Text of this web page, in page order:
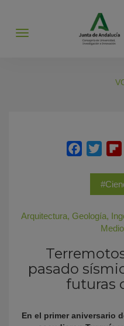
Abrir
Arquitectura, Geología,
pasado
futuras
En el primer aniversario